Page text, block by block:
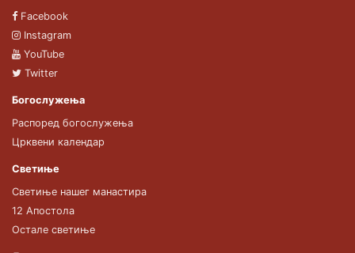
Facebook
Instagram
YouTube
Twitter
Богослужења
Распоред богослужења
Црквени календар
Светиње
Светиње нашег манастира
12 Апостола
Остале светиње